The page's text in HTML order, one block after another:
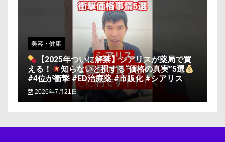
美容・健康
【2025年ついに解禁】シアリスが薬局で買
える！
知らないと損する“価格の真実”5選
#4位が衝撃 #ED治療薬 #市販化 #シアリス
2026年7月21日